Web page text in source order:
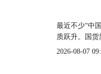
最近不少“中
质跃升。国货
2026-08-07